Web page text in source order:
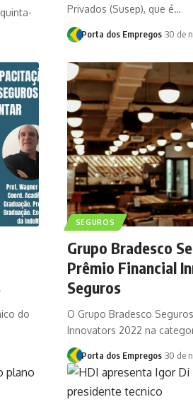
Privados (Susep), que é…
Porta dos Empregos 30 de
do
SEGUROS
Grupo Bradesco
Prêmio Financial
Seguros
O Grupo Bradesco
Innovators 2022 na
Porta dos Empregos 30 de